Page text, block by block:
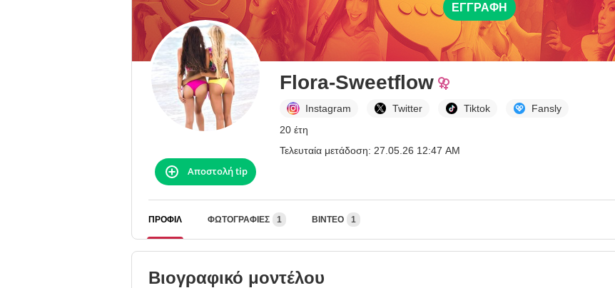
ΕΓΓΡΑΦΉ
Flora-Sweetflow
Instagram Twitter Tiktok
Fansly
20 έτη
Τελευταία μετάδοση: 27.05.26 12:47 AM
Αποστολή tip
ΠΡΟΦΊΛ ΦΩΤΟΓΡΑΦΊΕΣ 1 ΒΊΝΤΕΟ 1
Βιογραφικό μοντέλου